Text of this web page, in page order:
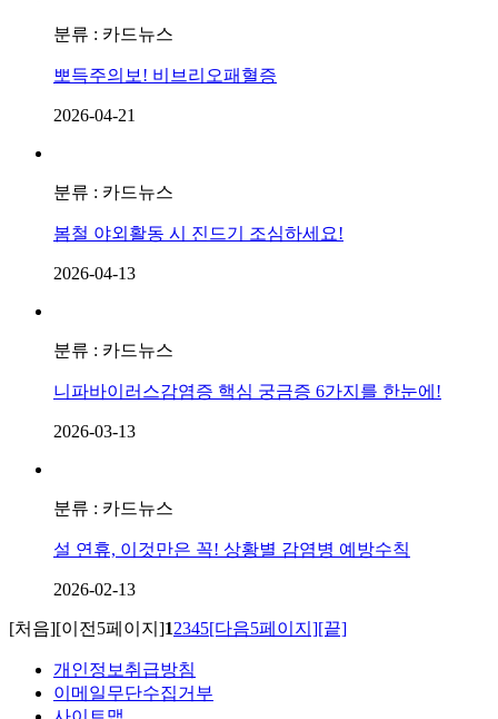
분류 : 카드뉴스
뽀득주의보! 비브리오패혈증
2026-04-21
분류 : 카드뉴스
봄철 야외활동 시 진드기 조심하세요!
2026-04-13
분류 : 카드뉴스
니파바이러스감염증 핵심 궁금증 6가지를 한눈에!
2026-03-13
분류 : 카드뉴스
설 연휴, 이것만은 꼭! 상황별 감염병 예방수칙
2026-02-13
[처음][이전5페이지]12345[다음5페이지][끝]
개인정보취급방침
이메일무단수집거부